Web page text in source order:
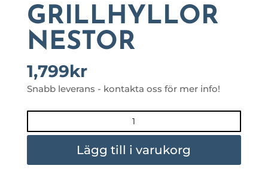
GRILLHYLLOR
NESTOR
1,799kr
Snabb leverans - kontakta oss för mer info!
NESTOR
Lägg till i varukorg